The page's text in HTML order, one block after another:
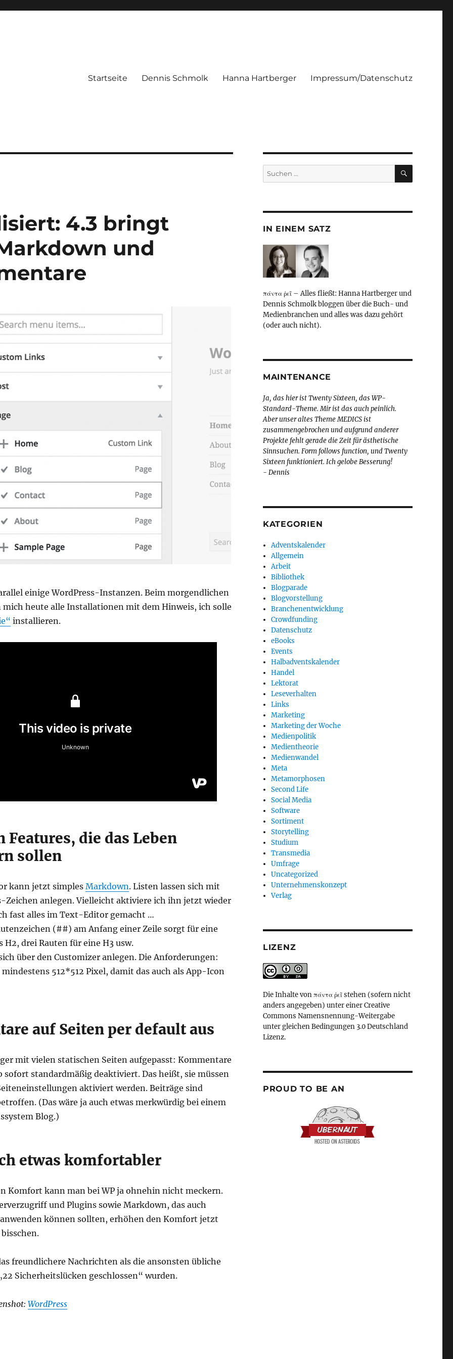
Startseite Dennis Schmolk Hanna Hartberger Impressum/Datenschutz
4.3 bringt
und
einige WordPress-Instanzen. Beim morgendlichen
heute alle Installationen mit dem Hinweis, ich solle
installieren.
Features, die das Leben
sollen
kann jetzt simples Markdown. Listen lassen sich mit
Zeichen anlegen. Vielleicht aktiviere ich ihn jetzt wieder
fast alles im Text-Editor gemacht …
(##) am Anfang einer Zeile sorgt für eine
H2, drei Rauten für eine H3 usw.
über den Customizer anlegen. Die Anforderungen:
512*512 Pixel, damit das auch als App-Icon
auf Seiten per default aus
mit vielen statischen Seiten aufgepasst: Kommentare
sofort standardmäßig deaktiviert. Das heißt, sie müssen
aktiviert werden. Beiträge sind
(Das wäre ja auch etwas merkwürdig bei einem
Blog.)
etwas komfortabler
Komfort kann man bei WP ja ohnehin nicht meckern.
und Plugins sowie Markdown, das auch
können sollten, erhöhen den Komfort jetzt
freundlichere Nachrichten als die ansonsten übliche
Sicherheitslücken geschlossen“ wurden.
WordPress
Suchen
nach:
SUCHEN
IN EINEM SATZ
πάντα ῥεῖ – Alles fließt: Hanna Hartberger und
Dennis Schmolk bloggen über die Buch- und
Medienbranchen und alles was dazu gehört
(oder auch nicht).
MAINTENANCE
Ja, das hier ist Twenty Sixteen, das WP-
Standard-Theme. Mir ist das auch peinlich.
Aber unser altes Theme MEDICS ist
zusammengebrochen und aufgrund anderer
Projekte fehlt gerade die Zeit für ästhetische
Sinnsuchen. Form follows function, und Twenty
Sixteen funktioniert. Ich gelobe Besserung!
- Dennis
KATEGORIEN
Adventskalender
Allgemein
Arbeit
Bibliothek
Blogparade
Blogvorstellung
Branchenentwicklung
Crowdfunding
Datenschutz
eBooks
Events
Halbadventskalender
Handel
Lektorat
Leseverhalten
Links
Marketing
Marketing der Woche
Medienpolitik
Medientheorie
Medienwandel
Meta
Metamorphosen
Second Life
Social Media
Software
Sortiment
Storytelling
Studium
Transmedia
Umfrage
Uncategorized
Unternehmenskonzept
Verlag
LIZENZ
Die Inhalte von πάντα ῥεῖ stehen (sofern nicht
anders angegeben) unter einer Creative
Commons Namensnennung-Weitergabe
unter gleichen Bedingungen 3.0 Deutschland
Lizenz.
PROUD TO BE AN